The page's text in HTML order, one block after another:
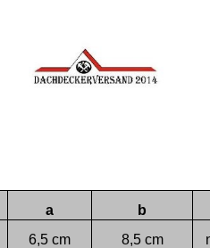
a b
6,5 cm 8,5 cm